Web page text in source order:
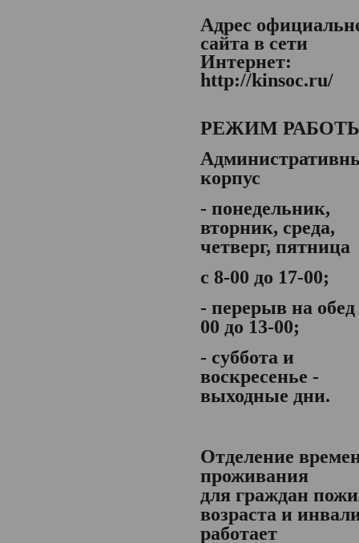
Адрес
сайта в сети
Интернет:
http://kinsoc.ru/
РЕЖИМ
корпус
- понедельник,
вторник, среда,
четверг, пятница
с 8-00 до 17-00;
- перерыв на обед
00 до 13-00;
- суббота и
воскресенье -
выходные дни.
Отделение
проживания
для граждан
возраста и
работает